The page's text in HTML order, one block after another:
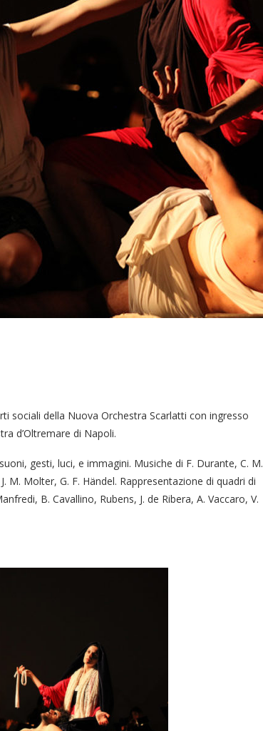
sociali della Nuova Orchestra Scarlatti con ingresso
d’Oltremare di Napoli.
gesti, luci, e immagini. Musiche di F. Durante, C. M.
M. Molter, G. F. Händel. Rappresentazione di quadri di
B. Cavallino, Rubens, J. de Ribera, A. Vaccaro, V.